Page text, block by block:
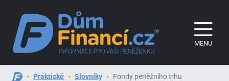
MENU
Praktické Slovníky Fondy peněžního trhu